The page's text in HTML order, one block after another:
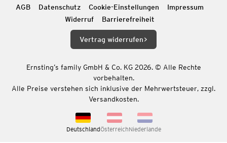
AGB Datenschutz Cookie-Einstellungen
Impressum
Widerruf
Barrierefreiheit
Vertrag widerrufen
Ernsting’s family GmbH & Co. KG 2026. © Alle Rechte
vorbehalten.
Alle Preise verstehen sich inklusive der Mehrwertsteuer, zzgl.
Versandkosten.
DeutschlandÖsterreichNiederlande